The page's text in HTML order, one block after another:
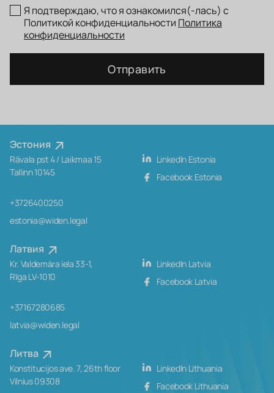
Я подтверждаю, что я ознакомился(-лась) с
Политикой конфиденциальности Политика
конфиденциальности
Отправить
Эстония
Rävala pst 4 / Laikmaa 15
Tallinn 10145
+3726400250
estonia@widen.legal
LinkedIn Estonia
Facebook Estonia
Латвия
Kr. Valdemāra iela 33-1,
Rīga LV-1010
+37167280685
latvia@widen.legal
LinkedIn Latvia
Facebook Latvia
Литва
Konstitucijos ave. 7, 26th floor
Vilnius 09308
LinkedIn Lithuania
Facebook Lithuania